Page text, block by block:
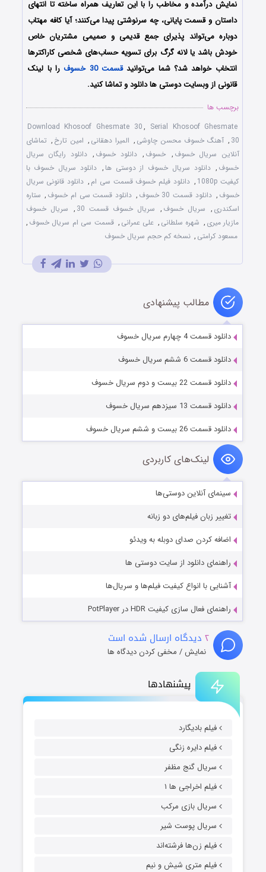
پیشنهادها
فیلم بادیگارد
فیلم دایره زنگی
سریال گنج مظفر
فیلم اخراجی ها ۱
سریال بازی مرکب
سریال پوست شیر
فیلم زن‌ها فرشته‌اند
فیلم متری شیش و نیم
نمایش درآمده و مخاطب را با این تعاریف همراه ساخته تا انتهای
داستان و قسمت پایانی، چه سرنوشتی پیدا می‌کنند؛ آیا کافه مهتاب
دوباره می‌تواند پذیرای جمع قدیمی و صمیمی مشتریان خاص
خودش باشد یا لانه گرگ برای تسویه حساب‌های شخصی کاراکترها
انتخاب خواهد شد؟ شما می‌توانیدقسمت 30 خسوف
را با لینک
قانونی از وبسایت دوستی ها دانلود و تماشا کنید.
برچسب ها
Download Khosoof Ghesmate 30, Serial Khosoof Ghesmate
30
, آهنگ خسوف محسن چاوشی , المیرا دهقانی , امین تارخ , تماشای
آنلاین سریال خسوف , خسوف , دانلود خسوف , دانلود رایگان سریال
خسوف , دانلود سریال خسوف از دوستی ها , دانلود سریال خسوف با
کیفیت 1080p
, دانلود فیلم خسوف قسمت سی ام , دانلود قانونی سریال
خسوف , دانلود قسمت 30 خسوف , دانلود قسمت سی ام خسوف , ستاره
اسکندری , سریال خسوف , سریال خسوف قسمت 30 , سریال خسوف
مازیار میری , شهره سلطانی , علی عمرانی , قسمت سی ام سریال خسوف ,
مسعود کرامتی , نسخه کم حجم سریال خسوف
مطالب پیشنهادی
دانلود قسمت 4 چهارم سریال خسوف
دانلود قسمت 6 ششم سریال خسوف
دانلود قسمت 22 بیست و دوم سریال خسوف
دانلود قسمت 13 سیزدهم سریال خسوف
دانلود قسمت 26 بیست و ششم سریال خسوف
لینک‌های کاربردی
سینمای آنلاین دوستی‌ها
تغییر زبان فیلم‌های دو زبانه
اضافه کردن صدای دوبله به ویدئو
راهنمای دانلود از سایت دوستی ها
آشنایی با انواع کیفیت فیلم‌ها و سریال‌ها
راهنمای فعال سازی کیفیت HDR در PotPlayer
۲ دیدگاه ارسال شده است
نمایش / مخفی کردن دیدگاه ها